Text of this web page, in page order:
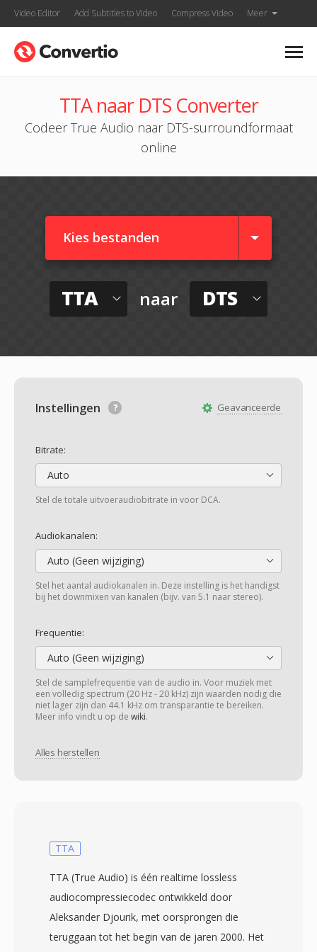
Video Editor Add Subtitles to Video Compress Video Meer
TTA naar DTS Converter
Codeer True Audio naar DTS-surroundformaat
online
Kies bestanden
TTA naar DTS
Geavanceerde
Instellingen
Bitrate:
Auto
Stel de totale uitvoeraudiobitrate in voor DCA.
Audiokanalen:
Auto (Geen wijziging)
Stel het aantal audiokanalen in. Deze instelling is het handigst
bij het downmixen van kanalen (bijv. van 5.1 naar stereo).
Frequentie:
Auto (Geen wijziging)
Stel de samplefrequentie van de audio in. Voor muziek met
een volledig spectrum (20 Hz - 20 kHz) zijn waarden nodig die
niet lager zijn dan 44.1 kHz om transparantie te bereiken.
Meer info vindt u op de wiki.
Alles herstellen
TTA
TTA (True Audio) is één realtime lossless
audiocompressiecodec ontwikkeld door
Aleksander Djourik, met oorsprongen die
teruggaan tot het begin van de jaren 2000. Het